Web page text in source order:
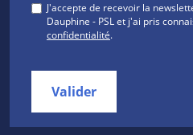
J'accepte de recevoir la
Dauphine - PSL et j'ai pris
confidentialité.
Valider